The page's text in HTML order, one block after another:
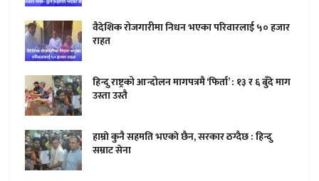
वैदेशिक रोजगारीमा निधन भएका परिवारलाई ५० हजार
राहत
हिन्दु राष्ट्रको आन्दोलन मागपत्रमै ‘फिर्ता’ : १३ र ६ बुँदे माग
उस्ता उस्तै
हाम्राे कुनै सहमति भएकाे छैन, सरकार ठग्दैछ : हिन्दु
सम्राट सेना